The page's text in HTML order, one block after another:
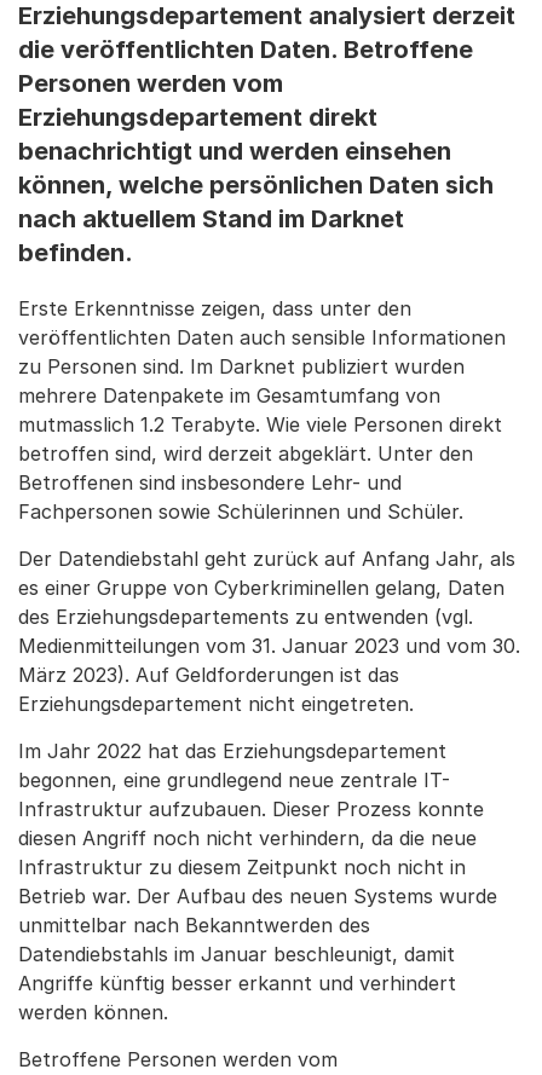
Erziehungsdepartement analysiert derzeit
die veröffentlichten Daten. Betroffene
Personen werden vom
Erziehungsdepartement direkt
benachrichtigt und werden einsehen
können, welche persönlichen Daten sich
nach aktuellem Stand im Darknet
befinden.
Erste Erkenntnisse zeigen, dass unter den
veröffentlichten Daten auch sensible Informationen
zu Personen sind. Im Darknet publiziert wurden
mehrere Datenpakete im Gesamtumfang von
mutmasslich 1.2 Terabyte. Wie viele Personen direkt
betroffen sind, wird derzeit abgeklärt. Unter den
Betroffenen sind insbesondere Lehr- und
Fachpersonen sowie Schülerinnen und Schüler.
Der Datendiebstahl geht zurück auf Anfang Jahr, als
es einer Gruppe von Cyberkriminellen gelang, Daten
des Erziehungsdepartements zu entwenden (vgl.
Medienmitteilungen vom 31. Januar 2023 und vom 30.
März 2023). Auf Geldforderungen ist das
Erziehungsdepartement nicht eingetreten.
Im Jahr 2022 hat das Erziehungsdepartement
begonnen, eine grundlegend neue zentrale IT-
Infrastruktur aufzubauen. Dieser Prozess konnte
diesen Angriff noch nicht verhindern, da die neue
Infrastruktur zu diesem Zeitpunkt noch nicht in
Betrieb war. Der Aufbau des neuen Systems wurde
unmittelbar nach Bekanntwerden des
Datendiebstahls im Januar beschleunigt, damit
Angriffe künftig besser erkannt und verhindert
werden können.
Betroffene Personen werden vom